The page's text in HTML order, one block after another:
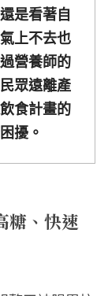
是看著自
上不去也
營養師的
眾遠離產
食計畫的
擾。
糖、快速